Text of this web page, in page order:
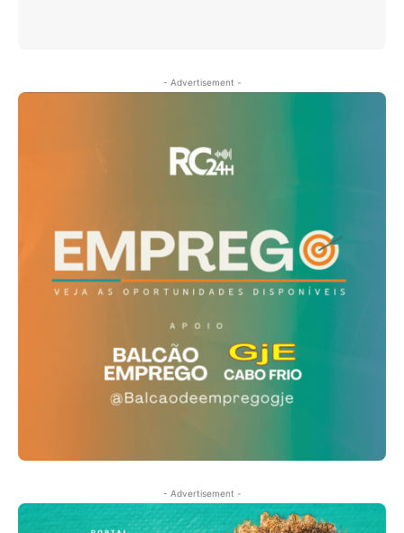
- Advertisement -
- Advertisement -